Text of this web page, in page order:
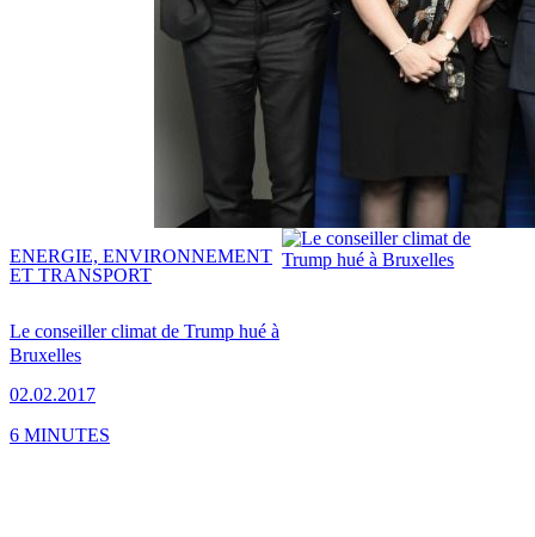
Le conseiller climat de Trump hué à
Bruxelles
02.02.2017
ENERGIE, ENVIRONNEMENT
ET TRANSPORT
6 MINUTES